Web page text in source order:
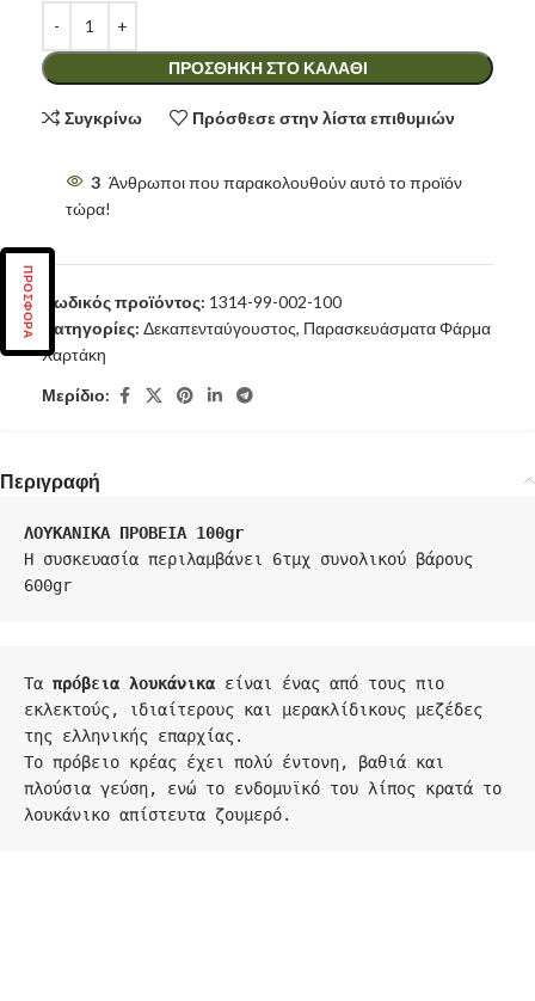
ΠΡΟΣΘΉΚΗ ΣΤΟ ΚΑΛΆΘΙ
Συγκρίνω Πρόσθεσε στην λίστα επιθυμιών
3 Άνθρωποι που παρακολουθούν αυτό το προϊόν
τώρα!
Κωδικός προϊόντος: 1314-99-002-100
Κατηγορίες: Δεκαπενταύγουστος, Παρασκευάσματα Φάρμα
Χαρτάκη
Μερίδιο:
Περιγραφή
ΛΟΥΚΑΝΙΚΑ ΠΡΟΒΕΙΑ 100gr
Η συσκευασία περιλαμβάνει 6τμχ συνολικού βάρους
600gr
Τα πρόβεια λουκάνικα είναι ένας από τους πιο
εκλεκτούς, ιδιαίτερους και μερακλίδικους μεζέδες
της ελληνικής επαρχίας.
Το πρόβειο κρέας έχει πολύ έντονη, βαθιά και
πλούσια γεύση, ενώ το ενδομυϊκό του λίπος κρατά το
λουκάνικο απίστευτα ζουμερό.
ΠΡΟΣΦΟΡΑ